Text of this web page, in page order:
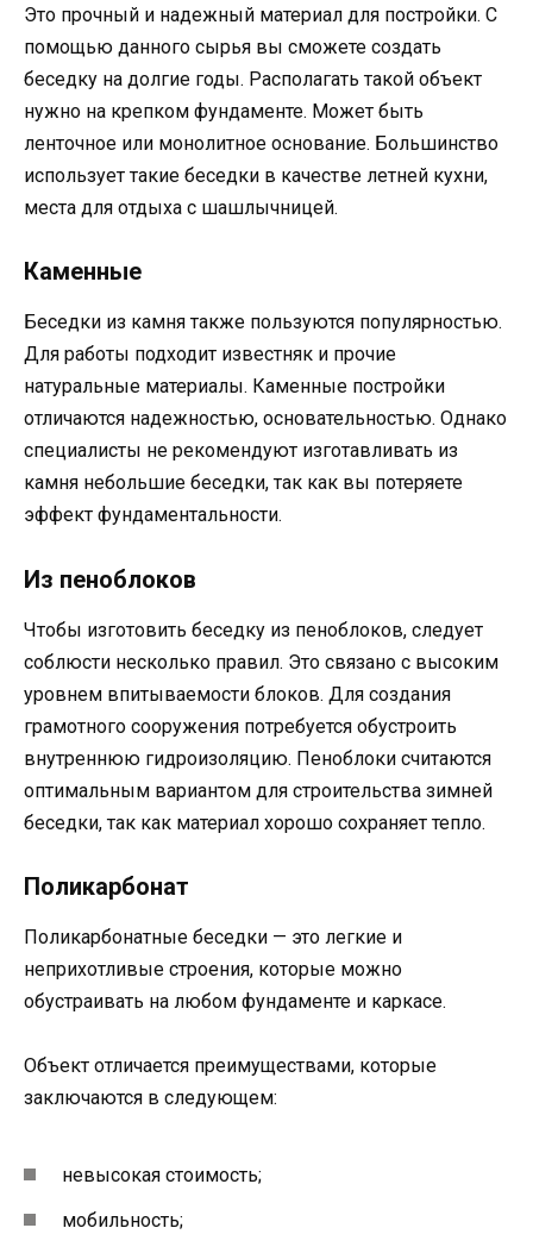
Это прочный и надежный материал для постройки. С
помощью данного сырья вы сможете создать
беседку на долгие годы. Располагать такой объект
нужно на крепком фундаменте. Может быть
ленточное или монолитное основание. Большинство
использует такие беседки в качестве летней кухни,
места для отдыха с шашлычницей.
Каменные
Беседки из камня также пользуются популярностью.
Для работы подходит известняк и прочие
натуральные материалы. Каменные постройки
отличаются надежностью, основательностью. Однако
специалисты не рекомендуют изготавливать из
камня небольшие беседки, так как вы потеряете
эффект фундаментальности.
Из пеноблоков
Чтобы изготовить беседку из пеноблоков, следует
соблюсти несколько правил. Это связано с высоким
уровнем впитываемости блоков. Для создания
грамотного сооружения потребуется обустроить
внутреннюю гидроизоляцию. Пеноблоки считаются
оптимальным вариантом для строительства зимней
беседки, так как материал хорошо сохраняет тепло.
Поликарбонат
Поликарбонатные беседки — это легкие и
неприхотливые строения, которые можно
обустраивать на любом фундаменте и каркасе.
Объект отличается преимуществами, которые
заключаются в следующем:
невысокая стоимость;
мобильность;